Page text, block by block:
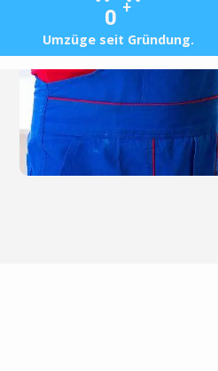
0 +
Umzüge seit Gründung.